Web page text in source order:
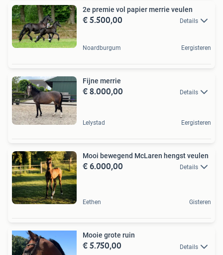
2e premie vol papier merrie veulen
€ 5.500,00 Details
Noardburgum Eergisteren
Fijne merrie
€ 8.000,00 Details
Lelystad Eergisteren
Mooi bewegend McLaren hengst veulen
€ 6.000,00 Details
Eethen Gisteren
Mooie grote ruin
€ 5.750,00 Details